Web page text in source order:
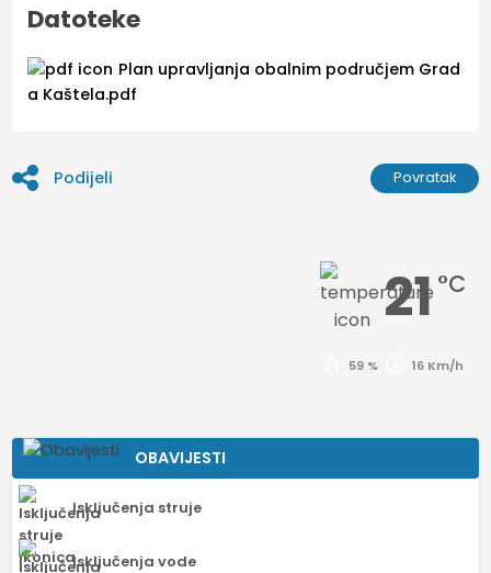
Datoteke
Plan upravljanja obalnim područjem Grad
a Kaštela.pdf
Podijeli Povratak
21°C
59 % 16 Km/h
OBAVIJESTI
Isključenja struje
Isključenja vode